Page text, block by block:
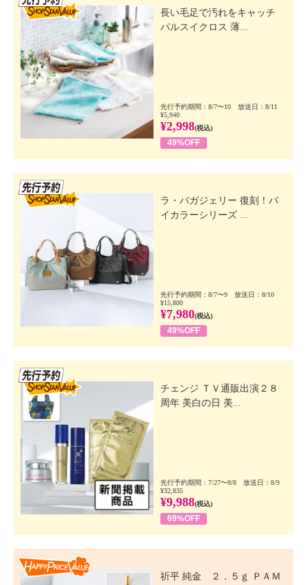
長い毛足で汚れをキャッチ
パルスイクロス 薄...
先行予約期間：8/7〜10 放送日：8/11
¥5,940
¥2,998(税込)
49%OFF
ラ・バガジェリー 復刻！バ
イカラーシリーズ ...
先行予約期間：8/7〜9 放送日：8/10
¥15,800
¥7,980(税込)
49%OFF
チェンジ ＴＶ通販出演２８
周年 美白の日 美...
先行予約期間：7/27〜8/8 放送日：8/9
¥32,835
¥9,988(税込)
69%OFF
祈平 純金 ２．５ｇ ＰＡＭ